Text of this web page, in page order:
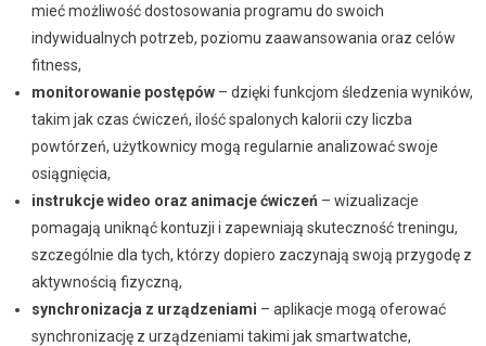
mieć możliwość dostosowania programu do swoich
indywidualnych potrzeb, poziomu zaawansowania oraz celów
fitness,
monitorowanie postępów– dzięki funkcjom śledzenia wyników,
takim jak czas ćwiczeń, ilość spalonych kalorii czy liczba
powtórzeń, użytkownicy mogą regularnie analizować swoje
osiągnięcia,
instrukcje wideo oraz animacje ćwiczeń – wizualizacje
pomagają uniknąć kontuzji i zapewniają skuteczność treningu,
szczególnie dla tych, którzy dopiero zaczynają swoją przygodę z
aktywnością fizyczną,
synchronizacja z urządzeniami – aplikacje mogą oferować
synchronizację z urządzeniami takimi jak smartwatche,